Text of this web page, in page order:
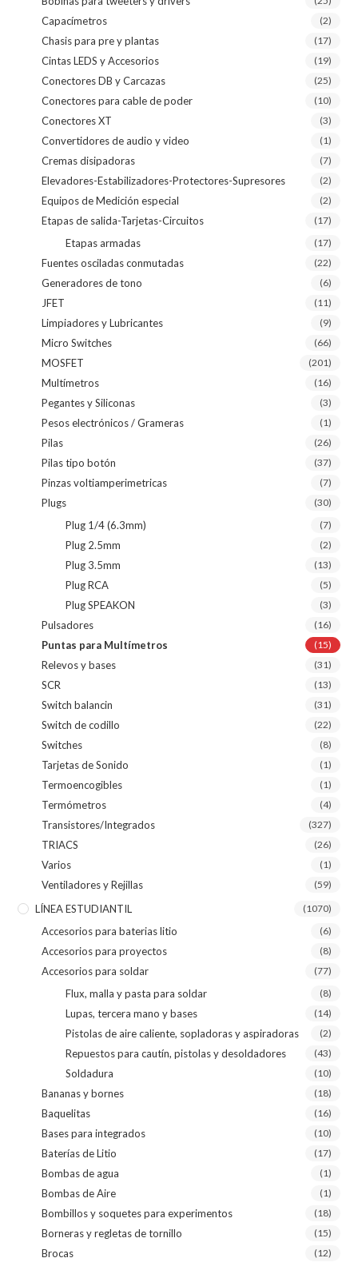
Capacímetros (2)
Chasis para pre y plantas (17)
Cintas LEDS y Accesorios (19)
Conectores DB y Carcazas (25)
Conectores para cable de poder (10)
Conectores XT (3)
Convertidores de audio y video (1)
Cremas disipadoras (7)
Elevadores-Estabilizadores-Protectores-Supresores (2)
Equipos de Medición especial (2)
Etapas de salida-Tarjetas-Circuitos (17)
Etapas armadas (17)
Fuentes osciladas conmutadas (22)
Generadores de tono (6)
JFET (11)
Limpiadores y Lubricantes (9)
Micro Switches (66)
MOSFET (201)
Multímetros (16)
Pegantes y Siliconas (3)
Pesos electrónicos / Grameras (1)
Pilas (26)
Pilas tipo botón (37)
Pinzas voltiamperimetricas (7)
Plugs (30)
Plug 1/4 (6.3mm) (7)
Plug 2.5mm (2)
Plug 3.5mm (13)
Plug RCA (5)
Plug SPEAKON (3)
Pulsadores (16)
Puntas para Multímetros (15)
Relevos y bases (31)
SCR (13)
Switch balancin (31)
Switch de codillo (22)
Switches (8)
Tarjetas de Sonido (1)
Termoencogibles (1)
Termómetros (4)
Transistores/Integrados (327)
TRIACS (26)
Varios (1)
Ventiladores y Rejillas (59)
LÍNEA ESTUDIANTIL (1070)
Accesorios para baterias litio (6)
Accesorios para proyectos (8)
Accesorios para soldar (77)
Flux, malla y pasta para soldar (8)
Lupas, tercera mano y bases (14)
Pistolas de aire caliente, sopladoras y aspiradoras (2)
Repuestos para cautín, pistolas y desoldadores (43)
Soldadura (10)
Bananas y bornes (18)
Baquelitas (16)
Bases para integrados (10)
Baterías de Litio (17)
Bombas de agua (1)
Bombas de Aire (1)
Bombillos y soquetes para experimentos (18)
Borneras y regletas de tornillo (15)
Brocas (12)